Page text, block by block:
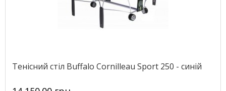
Тенісний стіл Buffalo Cornilleau Sport 250 - синій